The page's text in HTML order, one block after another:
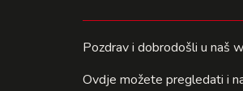
Pozdrav i dobrodošli u naš
Ovdje možete pregledati i